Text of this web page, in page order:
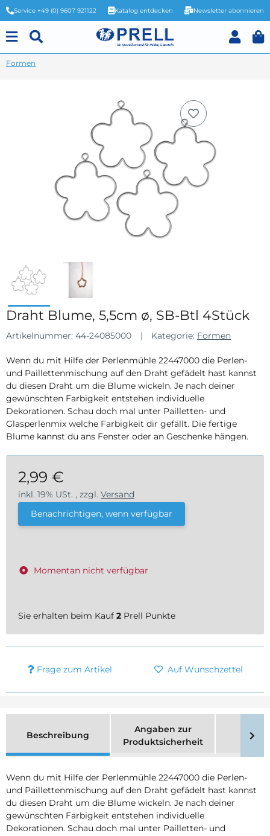
Service +49 (0) 9607 921122 Katalog entdecken Newsletter abonnieren
Formen
Draht Blume, 5,5cm ø, SB-Btl 4Stück
Artikelnummer: 44-24085000 Kategorie: Formen
Wenn du mit Hilfe der Perlenmühle 22447000 die Perlen-
und Paillettenmischung auf den Draht gefädelt hast kannst
du diesen Draht um die Blume wickeln. Je nach deiner
gewünschten Farbigkeit entstehen individuelle
Dekorationen. Schau doch mal unter Pailletten- und
Glasperlenmix welche Farbigkeit dir gefällt. Die fertige
Blume kannst du ans Fenster oder an Geschenke hängen.
2,99 €
inkl. 19% USt. , zzgl. Versand
Benachrichtigen, wenn verfügbar
Momentan nicht verfügbar
Sie erhalten beim Kauf 2 Prell Punkte
Frage zum Artikel Auf Wunschzettel
Beschreibung
Angaben zur
Produktsicherheit
Wenn du mit Hilfe der Perlenmühle 22447000 die Perlen-
und Paillettenmischung auf den Draht gefädelt hast kannst
du diesen Draht um die Blume wickeln. Je nach deiner
gewünschten Farbigkeit entstehen individuelle
Dekorationen. Schau doch mal unter Pailletten- und